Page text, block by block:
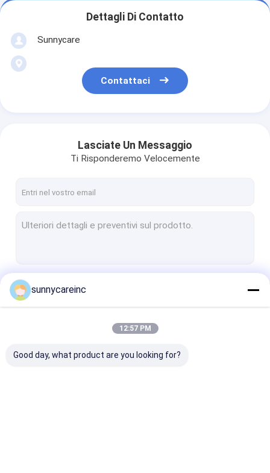
Dettagli Di Contatto
Sunnycare
Contattaci
Lasciate Un Messaggio
Ti Risponderemo Velocemente
sunnycareinc
12:57 PM
Good day, what product are you looking for?